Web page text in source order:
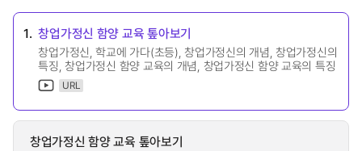
1. 창업가정신 함양 교육 톺아보기
창업가정신, 학교에 가다(초등), 창업가정신의 개념, 창업가정신의
특징, 창업가정신 함양 교육의 개념, 창업가정신 함양 교육의 특징
URL
창업가정신 함양 교육 톺아보기